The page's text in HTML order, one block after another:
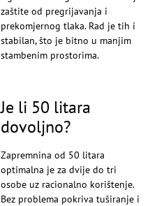
zaštite od pregrijavanja i
prekomjernog tlaka. Rad je tih i
stabilan, što je bitno u manjim
stambenim prostorima.
Je li 50 litara
dovoljno?
Zapremnina od 50 litara
optimalna je za dvije do tri
osobe uz racionalno korištenje.
Bez problema pokriva tuširanje i